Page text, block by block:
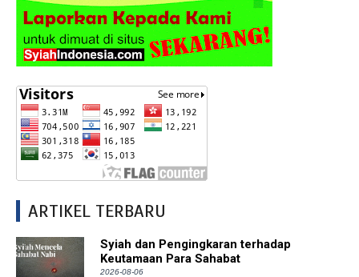
ARTIKEL TERBARU
Syiah dan Pengingkaran terhadap
Keutamaan Para Sahabat
2026-08-06